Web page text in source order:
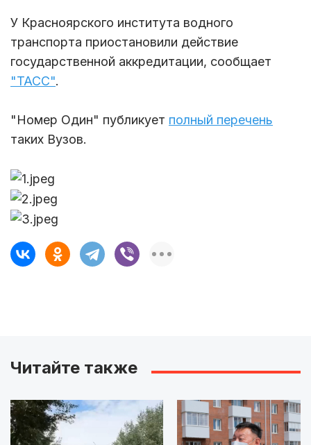
У Красноярского института водного
транспорта приостановили действие
государственной аккредитации, сообщает
"ТАСС".
"Номер Один" публикует полный перечень
таких Вузов.
Читайте также